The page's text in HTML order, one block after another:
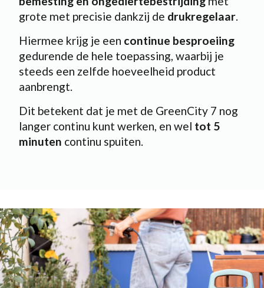
grote met precisie dankzij de drukregelaar
Hiermee krijg je een continue besproeiing
gedurende de hele toepassing, waarbij je
steeds een zelfde hoeveelheid product
aanbrengt.
Dit betekent dat je met de GreenCity 7 nog
langer continu kunt werken, en wel tot 5
minuten continu spuiten.